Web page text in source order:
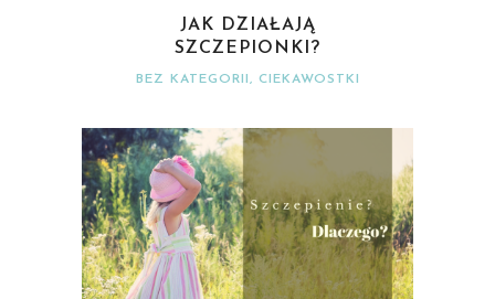
JAK DZIAŁAJĄ
SZCZEPIONKI?
BEZ KATEGORII , CIEKAWOSTKI